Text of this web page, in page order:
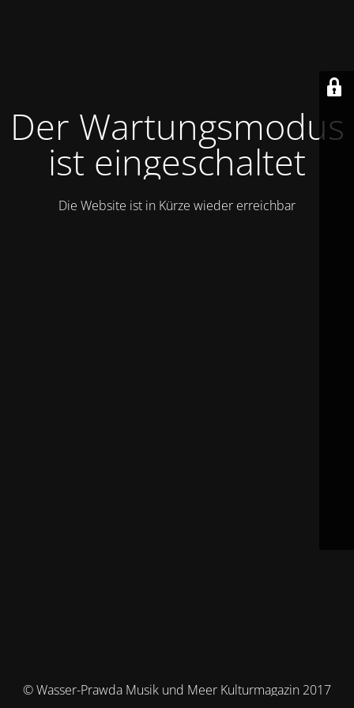
Der Wartungsmodus
ist eingeschaltet
Die Website ist in Kürze wieder erreichbar
© Wasser-Prawda Musik und Meer Kulturmagazin 2017